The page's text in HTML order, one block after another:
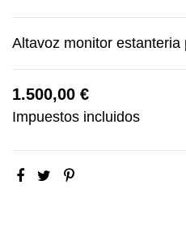
Altavoz monitor
1.500,00 €
Impuestos incluidos